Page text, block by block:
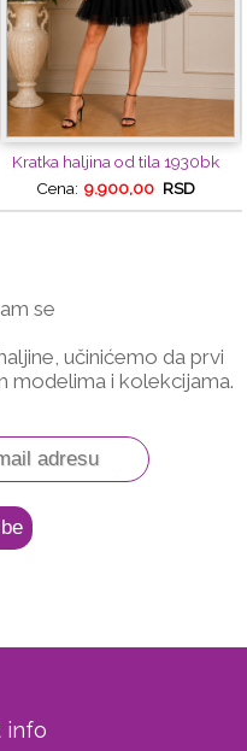
Kratka haljina od tila 1930bk
Cena: 9.900,00 RSD
se
učinićemo da prvi
modelima i kolekcijama.
info